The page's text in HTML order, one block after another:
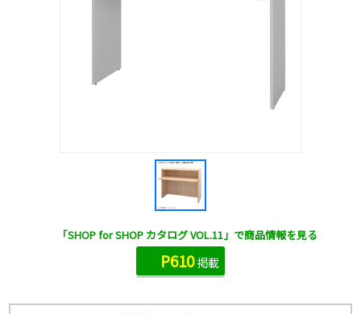
「SHOP for SHOP カタログ VOL.11」で商品情報を見る
P610掲載